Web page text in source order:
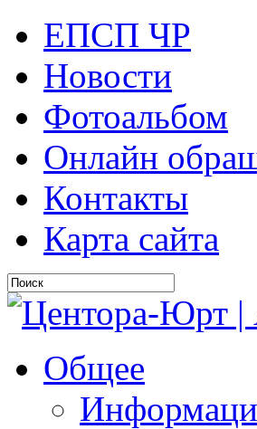
ЕПСП ЧР
Новости
Фотоальбом
Онлайн
Контакты
Карта сайта
Общее